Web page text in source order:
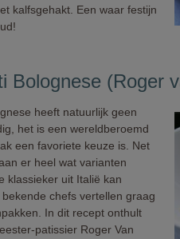
kalfsgehakt. Een waar festijn
Bolognese (Roger
heeft natuurlijk geen
het is een wereldberoemd
een favoriete keuze is. Net
er heel wat varianten
klassieker uit Italië kan
chefs vertellen graag
In dit recept onthult
patissier Roger Van